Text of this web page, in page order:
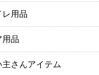
レ用品
用品
主さんアイテム